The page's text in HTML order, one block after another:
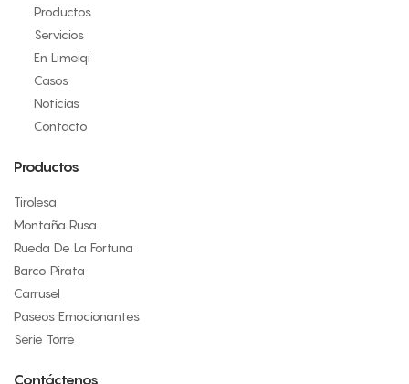
Productos
Servicios
En Limeiqi
Casos
Noticias
Contacto
Productos
Tirolesa
Montaña Rusa
Rueda De La Fortuna
Barco Pirata
Carrusel
Paseos Emocionantes
Serie Torre
Contáctenos